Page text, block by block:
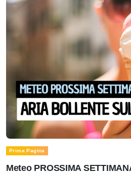
Prima Pagina
Meteo PROSSIMA